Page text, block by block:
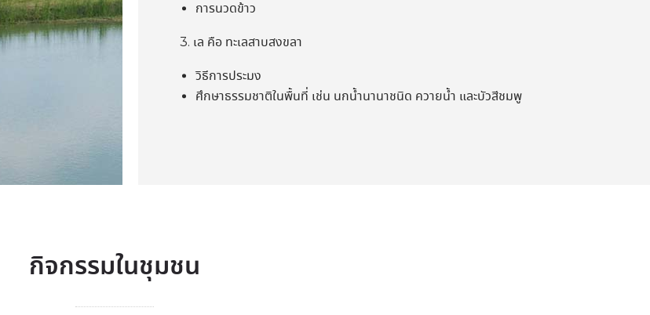
การนวดข้าว
3. เล คือ ทะเลสาบสงขลา
วิธีการประมง
ศึกษาธรรมชาติในพื้นที่ เช่น นกน้ำนานาชนิด ควายน้ำ และบัวสีชมพู
กิจกรรมในชุมชน